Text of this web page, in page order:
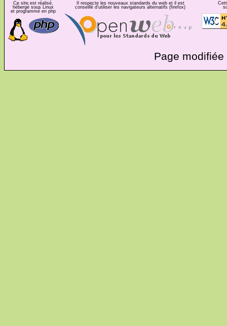
Ce site est réalisé,
hébergé sous Linux
et programmé en php
Il respecte les nouveaux standards du web et il est
conseillé d'utiliser les navigateurs alternatifs (firefox)
Page